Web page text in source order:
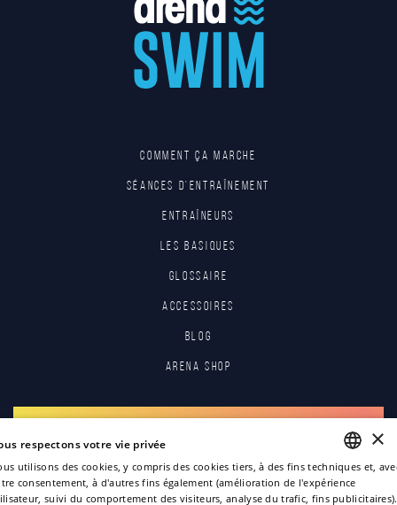
Comment ça marche
Séances d'entraînement
Entraîneurs
Les basiques
Glossaire
Accessoires
Blog
Arena Shop
S'IDENTIFIER ENGLISH
×
respectons votre vie privée
utilisons des cookies, y compris des cookies tiers, à des fins techniques et,
consentement, à d'autres fins également (amélioration de l'expérience
suivi du comportement des visiteurs, analyse du trafic, fins